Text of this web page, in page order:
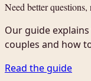
Need better questions,
Our guide
couples and how
Read the guide